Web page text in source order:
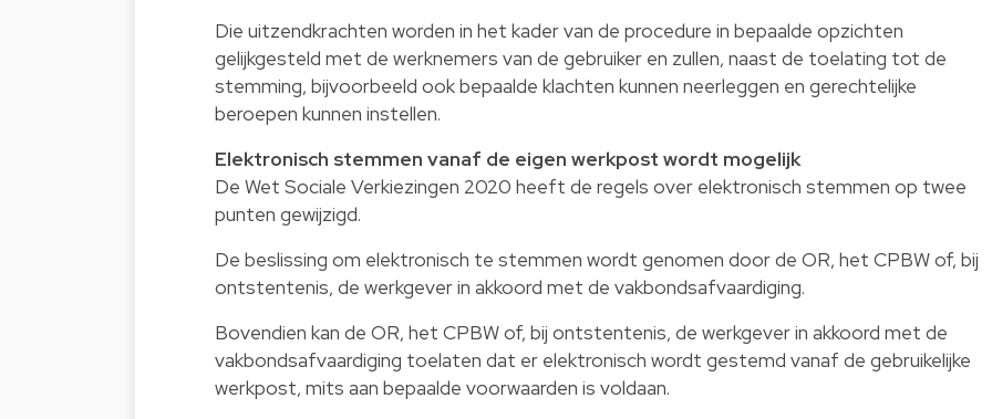
Die uitzendkrachten worden in het kader van de procedure in bepaalde opzichten
gelijkgesteld met de werknemers van de gebruiker en zullen, naast de toelating tot de
stemming, bijvoorbeeld ook bepaalde klachten kunnen neerleggen en gerechtelijke
beroepen kunnen instellen.
Elektronisch stemmen vanaf de eigen werkpost wordt mogelijk
De Wet Sociale Verkiezingen 2020 heeft de regels over elektronisch stemmen op twee
punten gewijzigd.
De beslissing om elektronisch te stemmen wordt genomen door de OR, het CPBW of, bij
ontstentenis, de werkgever in akkoord met de vakbondsafvaardiging.
Bovendien kan de OR, het CPBW of, bij ontstentenis, de werkgever in akkoord met de
vakbondsafvaardiging toelaten dat er elektronisch wordt gestemd vanaf de gebruikelijke
werkpost, mits aan bepaalde voorwaarden is voldaan.